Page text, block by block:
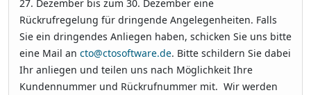
27. Dezember bis zum 30. Dezember eine
Rückrufregelung für dringende Angelegenheiten. Falls
Sie ein dringendes Anliegen haben, schicken Sie uns bitte
eine Mail an cto@ctosoftware.de. Bitte schildern Sie dabei
Ihr anliegen und teilen uns nach Möglichkeit Ihre
Kundennummer und Rückrufnummer mit. Wir werden